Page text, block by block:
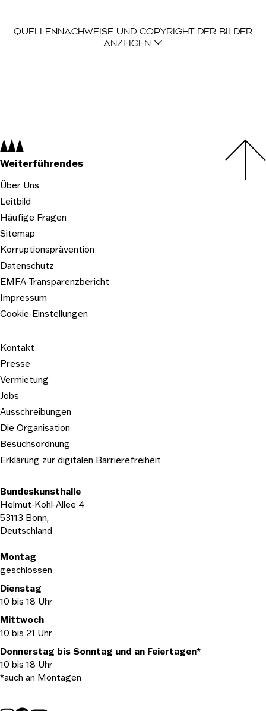
Der Quellennachweis ist eine Liste mit Einträgen,
QUELLENNACHWEISE UND COPYRIGHT DER BILDER
ANZEIGEN
Navigation:
Weiterführendes
Über Uns
Leitbild
Häufige Fragen
Sitemap
Korruptionsprävention
Datenschutz
EMFA-Transparenzbericht
Impressum
Cookie-Einstellungen
Kontakt
Presse
Vermietung
Jobs
Ausschreibungen
Die Organisation
Besuchsordnung
Erklärung zur digitalen Barrierefreiheit
Bundeskunsthalle
Helmut-Kohl-Allee 4
53113 Bonn,
Deutschland
Öffnungszeiten
Montag
geschlossen
Dienstag
10 bis 18 Uhr
Mittwoch
10 bis 21 Uhr
Donnerstag bis Sonntag und an Feiertagen*
10 bis 18 Uhr
*auch an Montagen